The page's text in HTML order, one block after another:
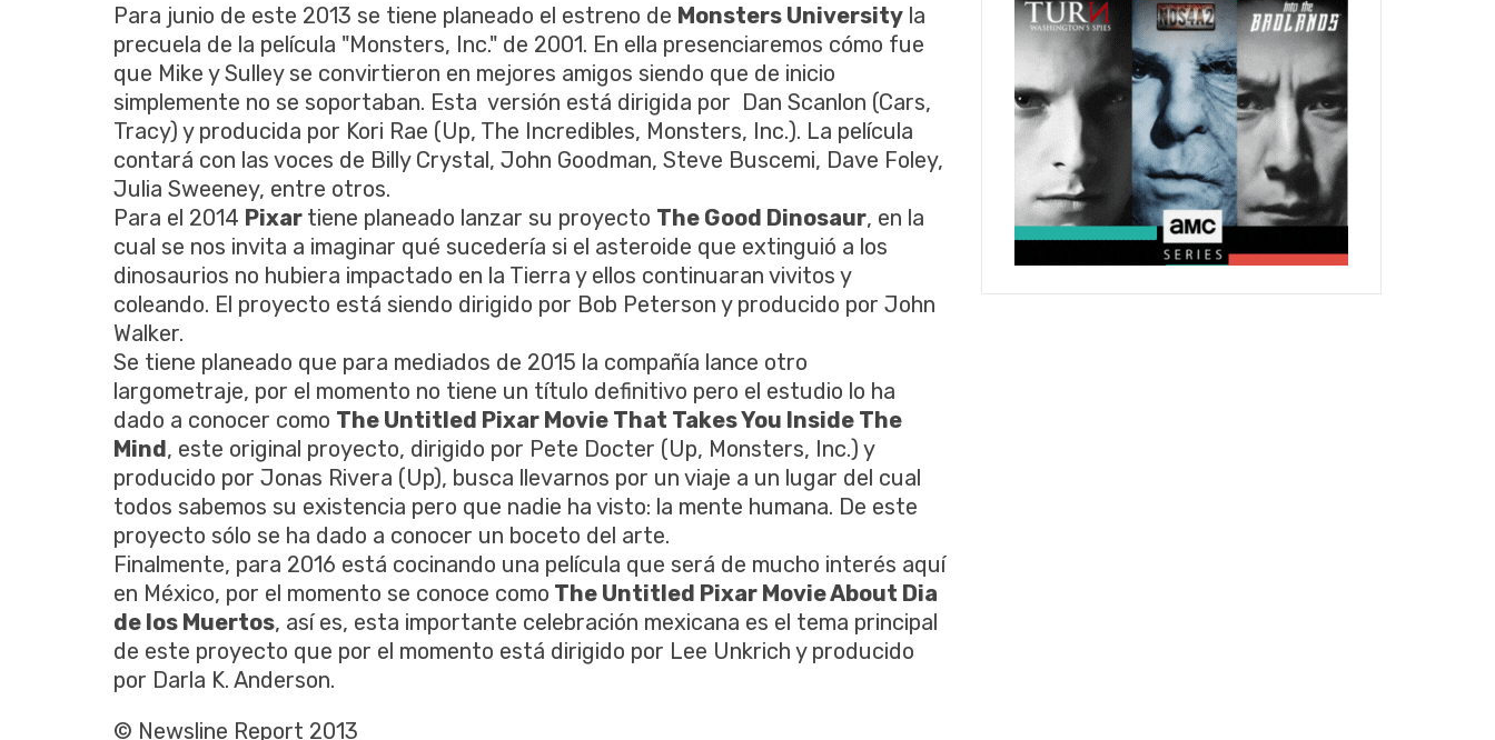
Para junio de este 2013 se tiene planeado el estreno de Monsters University la
precuela de la película "Monsters, Inc." de 2001. En ella presenciaremos cómo fue
que Mike y Sulley se convirtieron en mejores amigos siendo que de inicio
simplemente no se soportaban. Esta versión está dirigida por Dan Scanlon (Cars,
Tracy) y producida por Kori Rae (Up, The Incredibles, Monsters, Inc.). La película
contará con las voces de Billy Crystal, John Goodman, Steve Buscemi, Dave Foley,
Julia Sweeney, entre otros.
Para el 2014 Pixar tiene planeado lanzar su proyecto The Good Dinosaur, en la
cual se nos invita a imaginar qué sucedería si el asteroide que extinguió a los
dinosaurios no hubiera impactado en la Tierra y ellos continuaran vivitos y
coleando. El proyecto está siendo dirigido por Bob Peterson y producido por John
Walker.
Se tiene planeado que para mediados de 2015 la compañía lance otro
largometraje, por el momento no tiene un título definitivo pero el estudio lo ha
dado a conocer como The Untitled Pixar Movie That Takes You Inside The
Mind, este original proyecto, dirigido por Pete Docter (Up, Monsters, Inc.) y
producido por Jonas Rivera (Up), busca llevarnos por un viaje a un lugar del cual
todos sabemos su existencia pero que nadie ha visto: la mente humana. De este
proyecto sólo se ha dado a conocer un boceto del arte.
Finalmente, para 2016 está cocinando una película que será de mucho interés aquí
en México, por el momento se conoce como The Untitled Pixar Movie About Dia
de los Muertos, así es, esta importante celebración mexicana es el tema principal
de este proyecto que por el momento está dirigido por Lee Unkrich y producido
por Darla K. Anderson.
© Newsline Report 2013